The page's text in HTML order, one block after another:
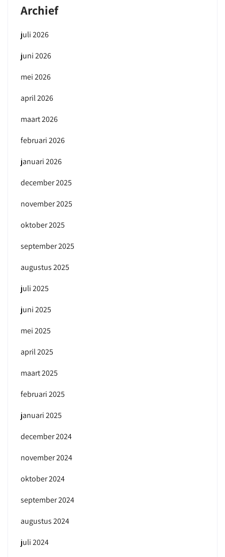
Archief
juli 2026
juni 2026
mei 2026
april 2026
maart 2026
februari 2026
januari 2026
december 2025
november 2025
oktober 2025
september 2025
augustus 2025
juli 2025
juni 2025
mei 2025
april 2025
maart 2025
februari 2025
januari 2025
december 2024
november 2024
oktober 2024
september 2024
augustus 2024
juli 2024